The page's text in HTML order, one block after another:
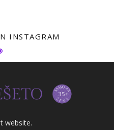
INSTAGRAM
website.